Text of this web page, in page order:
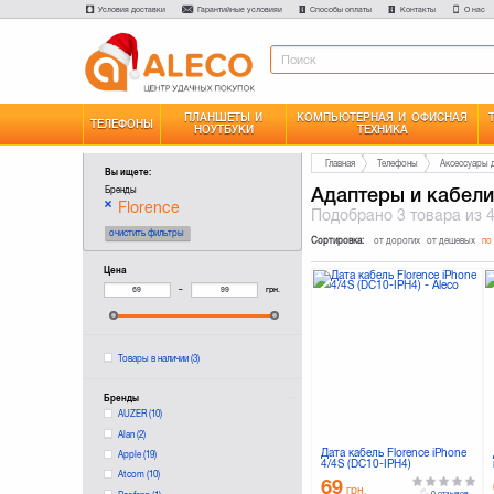
Условия доставки Гарантийные условияи Способы оплаты Контакты О нас
ТЕЛЕФОНЫ
ПЛАНШЕТЫ И
НОУТБУКИ
КОМПЬЮТЕРНАЯ И ОФИСНАЯ
ТЕХНИКА
Вы ищете:
Бренды
Florence
очистить фильтры
Цена
– грн.
Товары в наличии(3)
Бренды
AUZER(10)
Alan(2)
Apple(19)
Atcom(10)
Главная Телефоны Аксессуары
Адаптеры и
Подобрано3 товара из
Сортировка: от дорогих от дешевых по
Дата кабель Florence iPhone
4/4S (DC10-IPH4)
69 грн.